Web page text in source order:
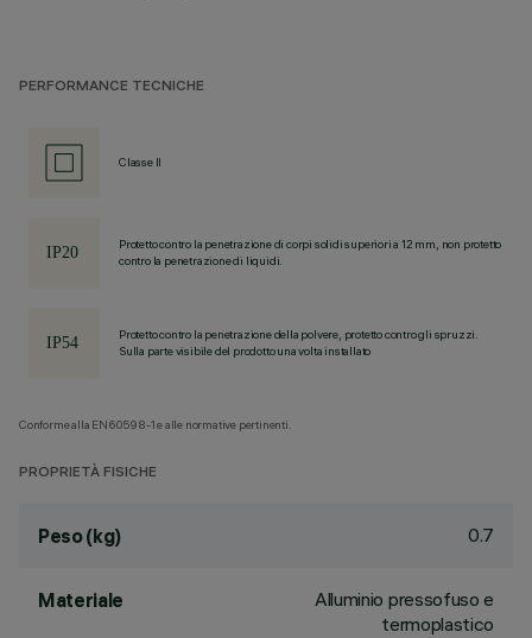
PERFORMANCE TECNICHE
Classe II
Protetto contro la penetrazione di corpi solidi superiori a 12 mm, non protetto
contro la penetrazione di liquidi.
Protetto contro la penetrazione della polvere, protetto contro gli spruzzi.
Sulla parte visibile del prodotto una volta installato
Conforme alla EN60598-1 e alle normative pertinenti.
PROPRIETÀ FISICHE
Peso (kg) 0.7
Materiale
Alluminio pressofuso e
termoplastico